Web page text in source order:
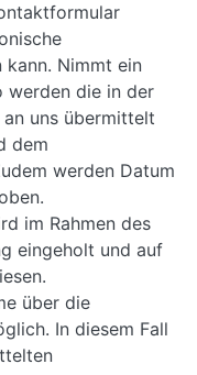
kann. Nimmt ein
werden die in der
uns übermittelt
dem
werden Datum
im Rahmen des
eingeholt und auf
über die
In diesem Fall